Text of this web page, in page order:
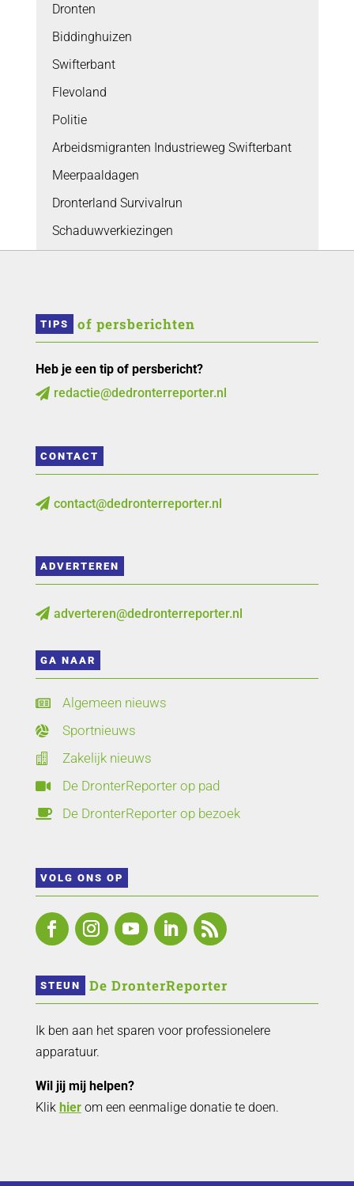
Dronten
Biddinghuizen
Swifterbant
Flevoland
Politie
Arbeidsmigranten Industrieweg Swifterbant
Meerpaaldagen
Dronterland Survivalrun
Schaduwverkiezingen
TIPS of persberichten
Heb je een tip of persbericht?
 redactie@dedronterreporter.nl
CONTACT
 contact@dedronterreporter.nl
ADVERTEREN
 adverteren@dedronterreporter.nl
GA NAAR
 Algemeen nieuws
 Sportnieuws
 Zakelijk nieuws
 De DronterReporter op pad
 De DronterReporter op bezoek
VOLG ONS OP
STEUN De DronterReporter
Ik ben aan het sparen voor professionelere
apparatuur.
Wil jij mij helpen?
Klik hierom een eenmalige donatie te doen.